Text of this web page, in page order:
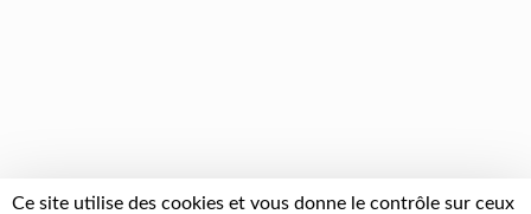
Ce site utilise des cookies et vous donne le contrôle sur ceux